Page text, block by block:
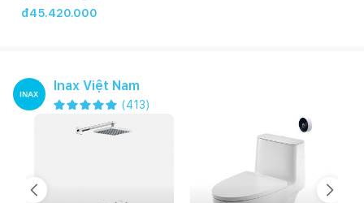
đ45.420.000
Inax Việt Nam
(413)